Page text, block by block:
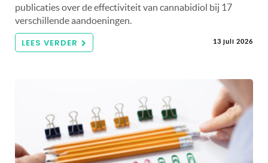
publicaties over de effectiviteit van cannabidiol bij 17
verschillende aandoeningen.
LEES VERDER 13 juli 2026